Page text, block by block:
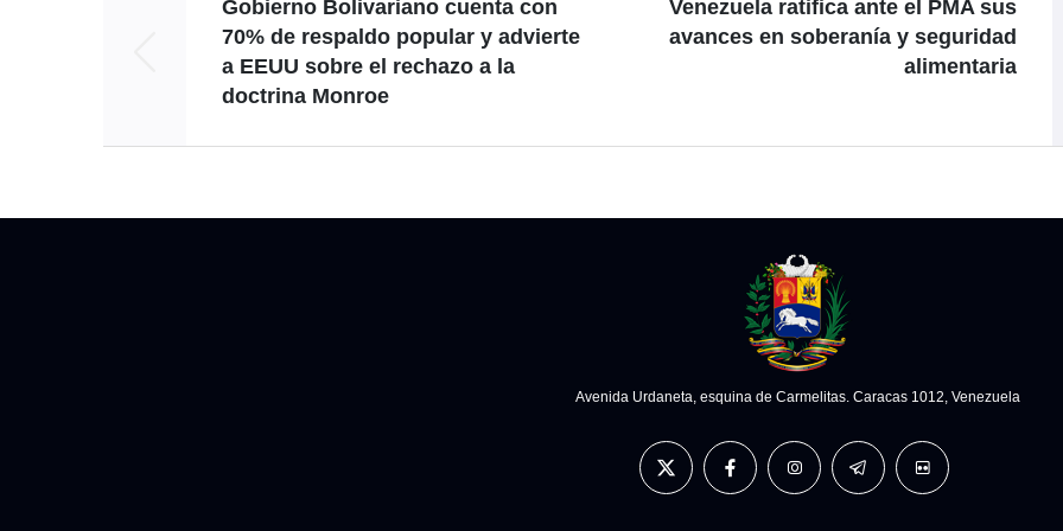
Gobierno Bolivariano cuenta con
70% de respaldo popular y advierte
a EEUU sobre el rechazo a la
doctrina Monroe
Venezuela ratifica ante el PMA sus
avances en soberanía y seguridad
alimentaria
Avenida Urdaneta, esquina de Carmelitas. Caracas 1012, Venezuela